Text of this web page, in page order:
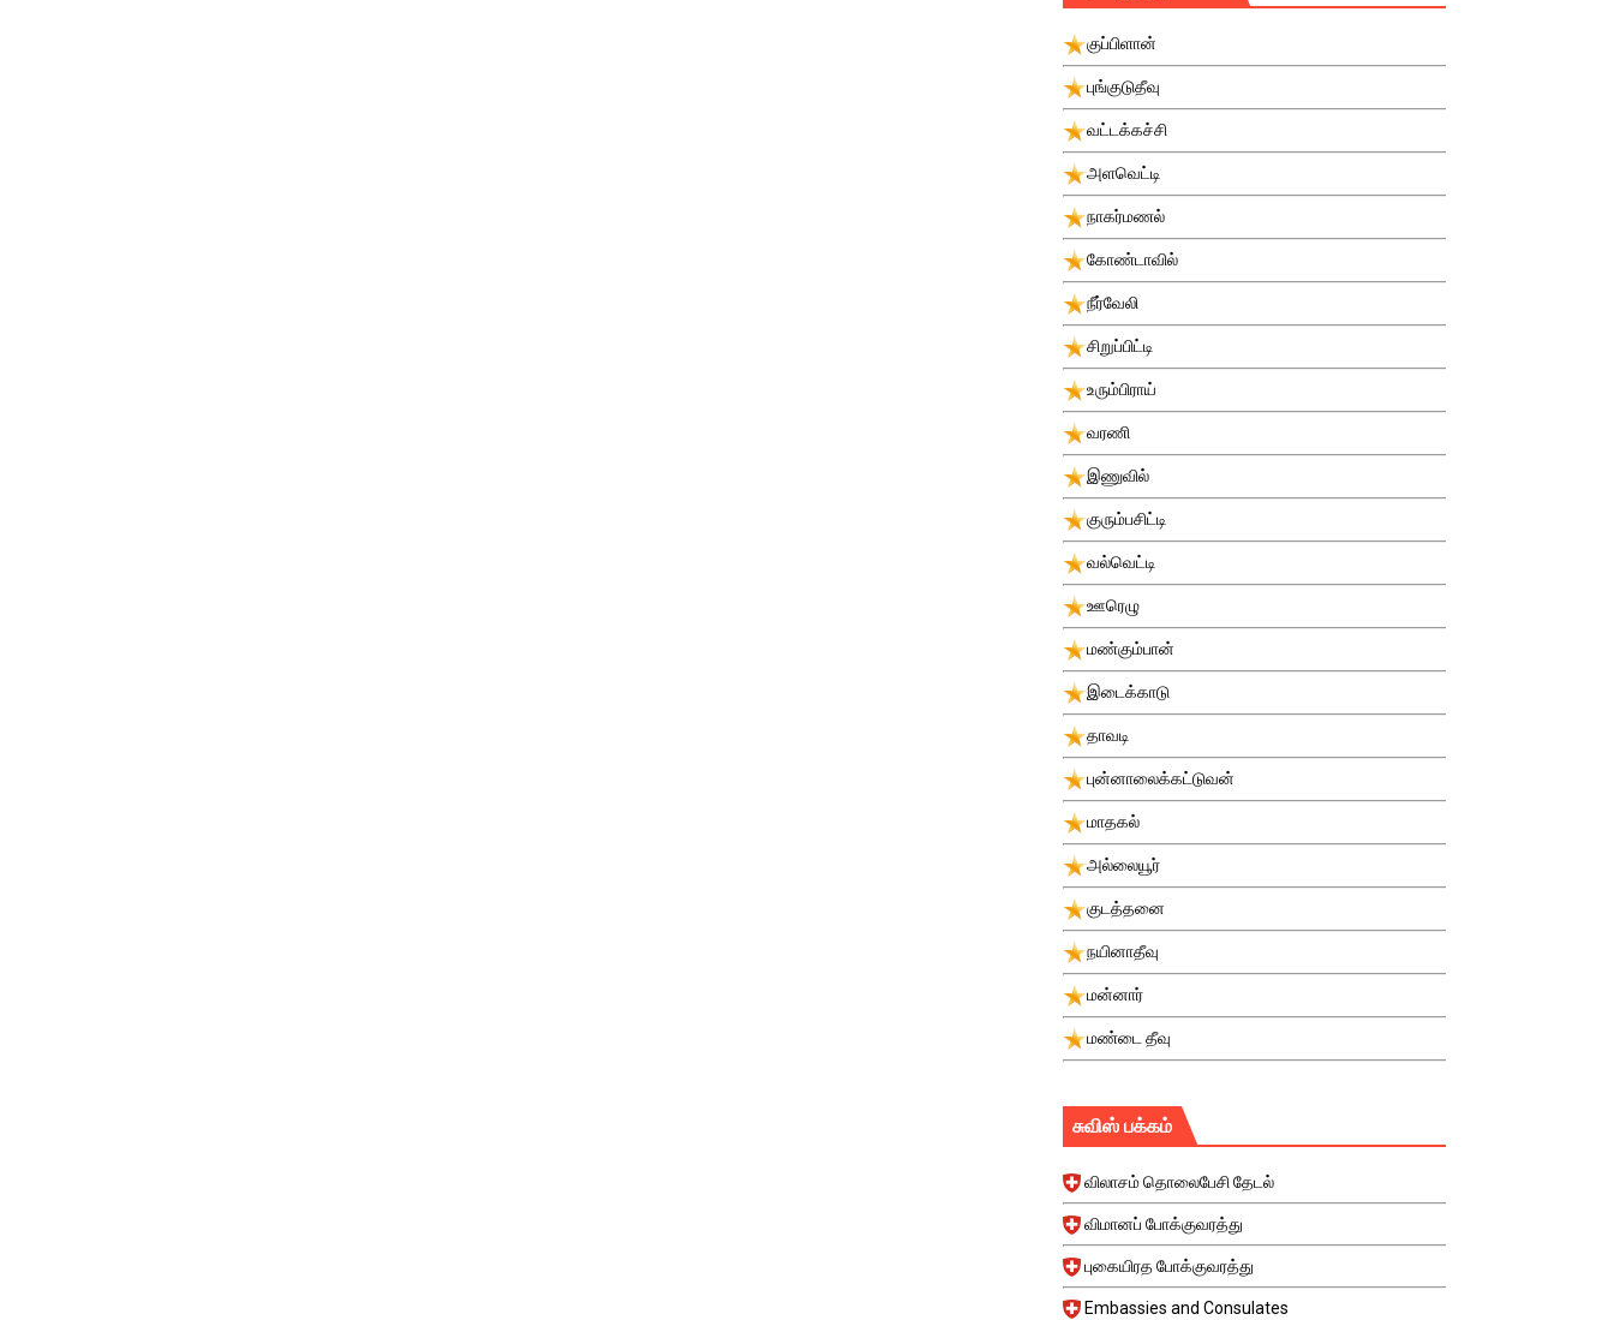
குப்பிளான்
புங்குடுதீவு
வட்டக்கச்சி
அளவெட்டி
நாகர்மணல்
கோண்டாவில்
நீர்வேலி
சிறுப்பிட்டி
உரும்பிராய்
வரணி
இணுவில்
குரும்பசிட்டி
வல்வெட்டி
ஊரெழு
மண்கும்பான்
இடைக்காடு
தாவடி
புன்னாலைக்கட்டுவன்
மாதகல்
அல்லையூர்
குடத்தனை
நயினாதீவு
மன்னார்
மண்டை தீவு
சுவிஸ் பக்கம்
விலாசம் தொலைபேசி தேடல்
விமானப் போக்குவரத்து
புகையிரத போக்குவரத்து
Embassies and Consulates